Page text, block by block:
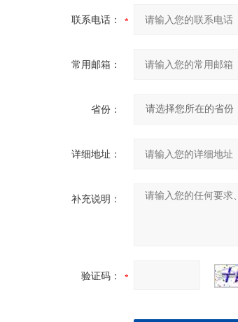
联系电话：
常用邮箱：
省份：
详细地址：
补充说明：
验证码：